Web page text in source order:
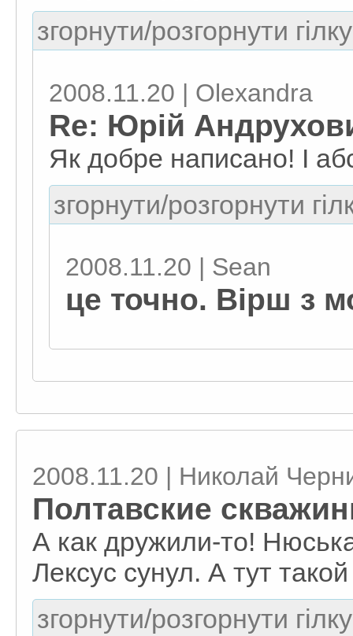
згорнути/розгорнути
2008.11.20 | Olexandra
Re: Юрій
Як добре написано! І
згорнути/розгорнути
2008.11.20 | Sean
це точно. Вірш з
2008.11.20 | Николай
Полтавские
А как дружили-то!
Лексус сунул. А тут
згорнути/розгорнути